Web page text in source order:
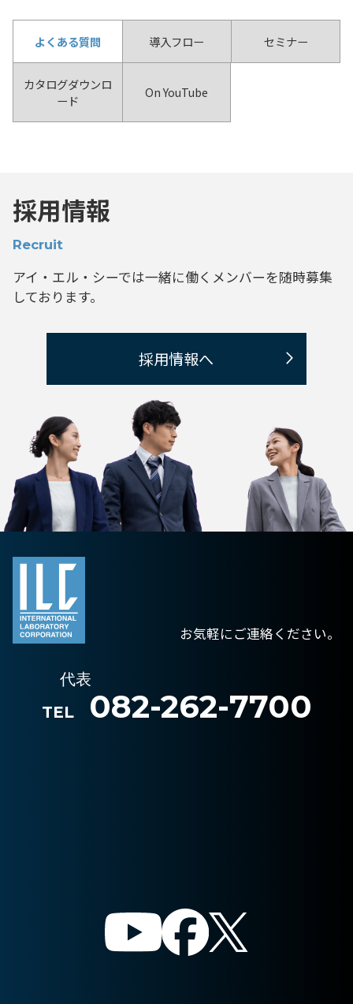
よくある質問 導入フロー セミナー
カタログダウンロ
ード
On YouTube
採用情報
Recruit
アイ・エル・シーでは一緒に働くメンバーを随時募集
しております。
採用情報へ
お気軽にご連絡ください。
代表
TEL
082-262-7700